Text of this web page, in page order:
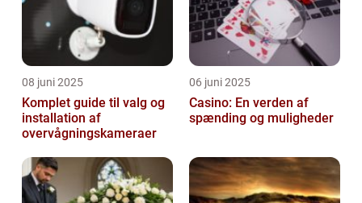
08 juni 2025
Komplet guide til valg og
installation af
overvågningskameraer
06 juni 2025
Casino: En verden af
spænding og muligheder